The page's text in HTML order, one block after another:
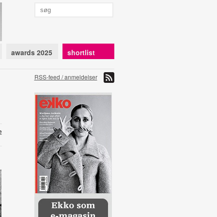
awards 2025 shortlist
RSS-feed / anmeldelser